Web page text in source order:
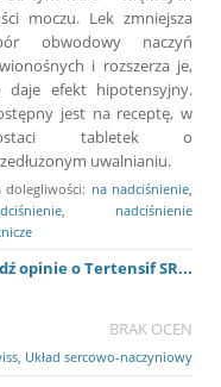
moczu. Lek zmniejsza
obwodowy naczyń
i rozszerza je,
daje efekt hipotensyjny.
jest na receptę, w
tabletek o
uwalnianiu.
dolegliwości: na nadciśnienie
nadciśnienie
opinie o Tertensif SR...
BRAK OCEN
Układ sercowo-naczyniowy